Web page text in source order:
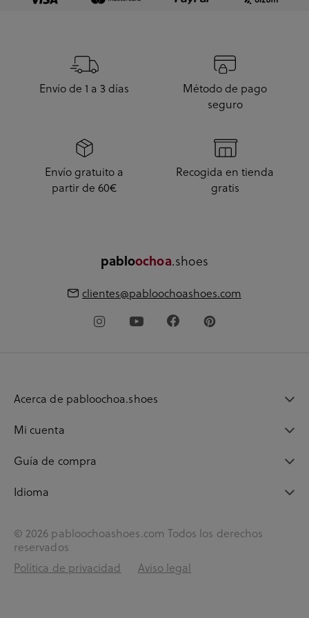
Envío de 1 a 3 días
Método de pago
seguro
Envío gratuito a
partir de 60€
Recogida en tienda
gratis
pabloochoa.shoes
clientes@pabloochoashoes.com
Acerca de pabloochoa.shoes
Mi cuenta
Guía de compra
Idioma
© 2026 pabloochoashoes.com Todos los derechos
reservados
Política de privacidad
Aviso legal